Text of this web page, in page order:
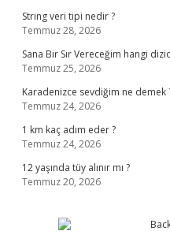
String veri tipi nedir ?
Temmuz 28, 2026
Sana Bir Sır Vereceğim hangi
Temmuz 25, 2026
Karadenizce sevdiğim ne demek
Temmuz 24, 2026
1 km kaç adım eder ?
Temmuz 24, 2026
12 yaşında tüy alınır mı ?
Temmuz 20, 2026